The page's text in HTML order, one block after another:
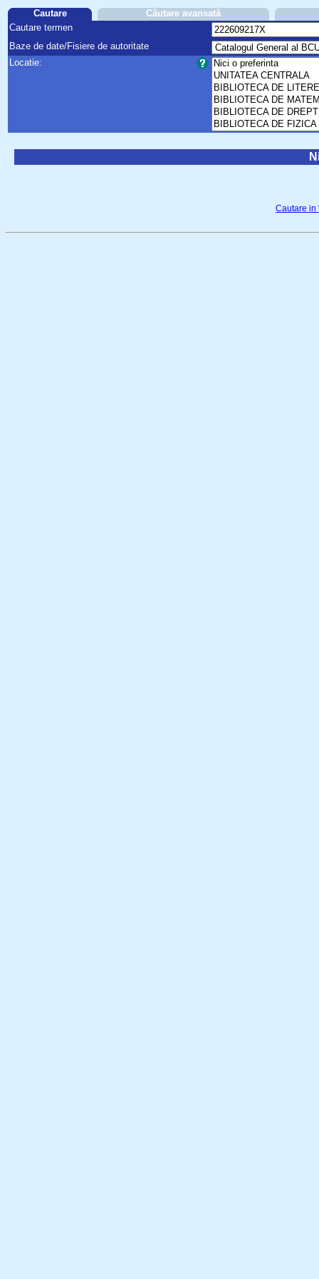
Cautare
Căutare avansată
Cautare termen
Baze de date/Fisiere de autoritate
Locatie:
Cautare in